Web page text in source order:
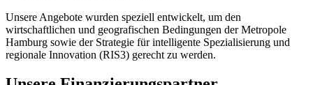
Unsere Angebote wurden speziell entwickelt, um den
wirtschaftlichen und geografischen Bedingungen der Metropole
Hamburg sowie der Strategie für intelligente Spezialisierung und
regionale Innovation (RIS3) gerecht zu werden.